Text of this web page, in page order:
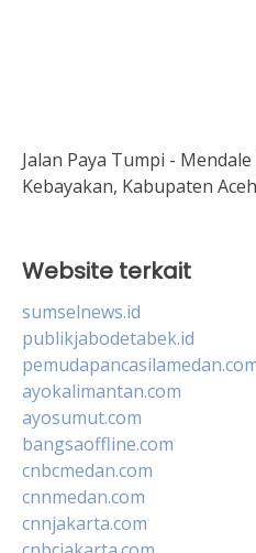
Jalan Paya Tumpi -
Kebayakan, Kabupaten
Website terkait
sumselnews.id
publikjabodetabek.id
ayokalimantan.com
ayosumut.com
bangsaoffline.com
cnbcmedan.com
cnnmedan.com
cnnjakarta.com